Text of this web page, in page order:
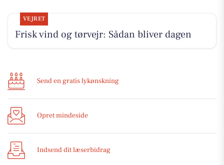
VEJRET
Frisk vind og tørvejr: Sådan bliver dagen
Send en gratis lykønskning
Opret mindeside
Indsend dit læserbidrag